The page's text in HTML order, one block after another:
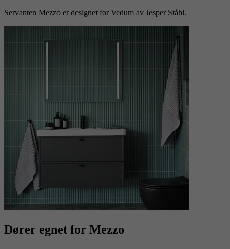
Servanten Mezzo er designet for Vedum av Jesper Ståhl.
Dører egnet for Mezzo